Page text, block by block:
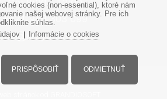
So: 8:00 - 12:00
+421949303 099
cookies (non-essential), ktoré nám
našej webovej stránky. Pre ich
súhlas.
| Informácie o cookies
PRISPÔSOBIŤ ODMIETNUŤ